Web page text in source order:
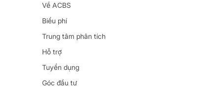
Về ACBS
Biểu phí
Trung tâm phân tích
Hỗ trợ
Tuyển dụng
Góc đầu tư